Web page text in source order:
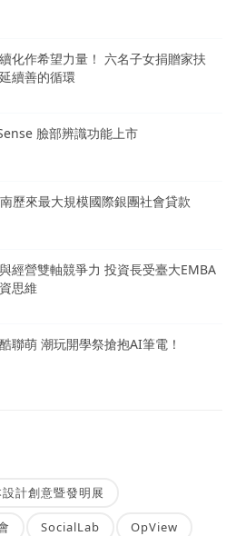
化作希望力量！ 六名子女捐贈家扶
續善的循環
臉部辨識功能上市
歷來最大規模國際銀團社會貸款
經營雙軸競爭力 投資長受臺大EMBA
思維
聯萌 潮玩開學祭搶抱AI筆電！
設計創意暨發明展
SocialLab OpView